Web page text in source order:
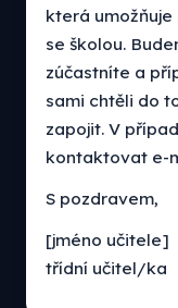
která
se školou.
zúčastníte a
sami chtěli do
zapojit. V
kontaktovat e-
S pozdravem,
[jméno učitele]
třídní učitel/ka